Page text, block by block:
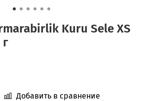
Kuru Sele XS
Добавить в сравнение